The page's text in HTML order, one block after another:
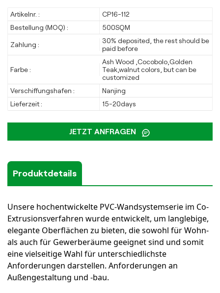
Artikelnr. :
CP16-112
Bestellung (MOQ) :
500SQM
Zahlung :
30% deposited, the rest should be
paid before
Farbe :
Ash Wood ,Cocobolo,Golden
Teak,walnut colors, but can be
customized
Verschiffungshafen :
Nanjing
Lieferzeit :
15-20days
JETZT ANFRAGEN
Produktdetails
Unsere hochentwickelte PVC-Wandsystemserie im Co-
Extrusionsverfahren wurde entwickelt, um langlebige,
elegante Oberflächen zu bieten, die sowohl für Wohn-
als auch für Gewerberäume geeignet sind und somit
eine vielseitige Wahl für unterschiedlichste
Anforderungen darstellen. Anforderungen an
Außengestaltung und -bau.